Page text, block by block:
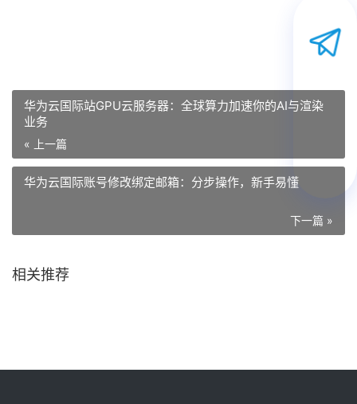
华为云国际站GPU云服务器：全球算力加速你的AI与渲染
业务
« 上一篇
华为云国际账号修改绑定邮箱：分步操作，新手易懂
下一篇 »
相关推荐